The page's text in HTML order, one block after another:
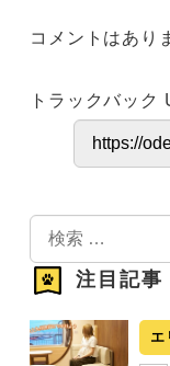
コメントはあり
トラックバック
検
索
注目記事
エ